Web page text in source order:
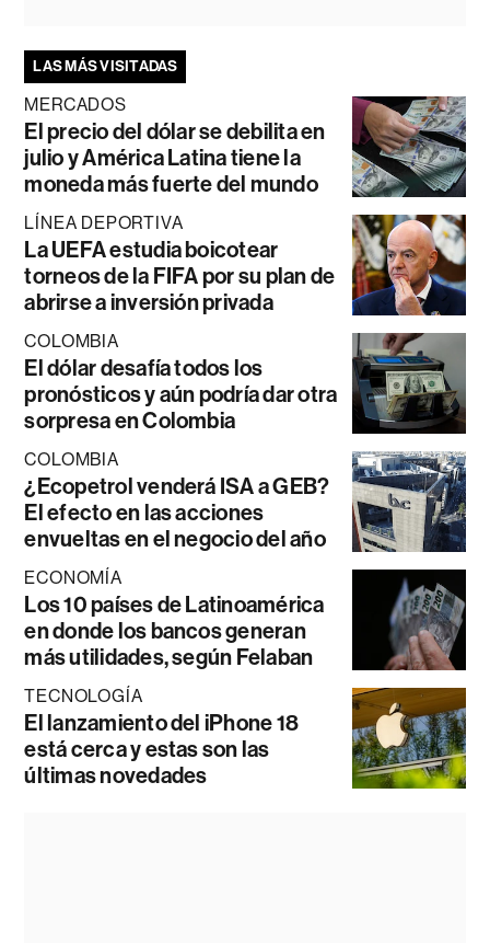
LAS MÁS VISITADAS
MERCADOS
El precio del dólar se debilita en
julio y América Latina tiene la
moneda más fuerte del mundo
LÍNEA DEPORTIVA
La UEFA estudia boicotear
torneos de la FIFA por su plan de
abrirse a inversión privada
COLOMBIA
El dólar desafía todos los
pronósticos y aún podría dar otra
sorpresa en Colombia
COLOMBIA
¿Ecopetrol venderá ISA a GEB?
El efecto en las acciones
envueltas en el negocio del año
ECONOMÍA
Los 10 países de Latinoamérica
en donde los bancos generan
más utilidades, según Felaban
TECNOLOGÍA
El lanzamiento del iPhone 18
está cerca y estas son las
últimas novedades